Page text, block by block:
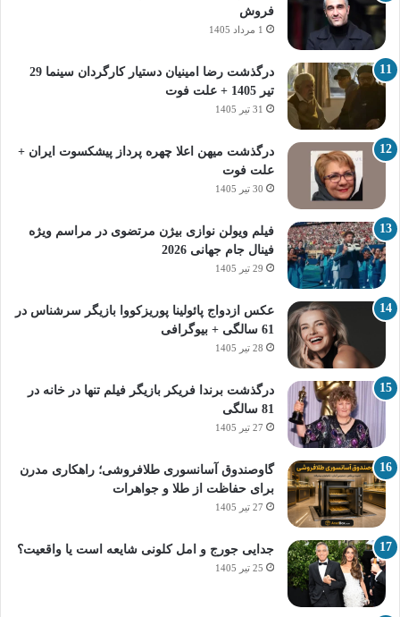
فروش
1 مرداد 1405
درگذشت رضا امینیان دستیار کارگردان سینما 29
تیر 1405 + علت فوت
31 تیر 1405
درگذشت میهن اعلا چهره پرداز پیشکسوت ایران +
علت فوت
30 تیر 1405
فیلم ویولن نوازی بیژن مرتضوی در مراسم ویژه
فینال جام جهانی 2026
29 تیر 1405
عکس ازدواج پائولینا پوریزکووا بازیگر سرشناس در
61 سالگی + بیوگرافی
28 تیر 1405
درگذشت برندا فریکر بازیگر فیلم تنها در خانه در
81 سالگی
27 تیر 1405
گاوصندوق آسانسوری طلافروشی؛ راهکاری مدرن
برای حفاظت از طلا و جواهرات
27 تیر 1405
جدایی جورج و امل کلونی شایعه است یا واقعیت؟
25 تیر 1405